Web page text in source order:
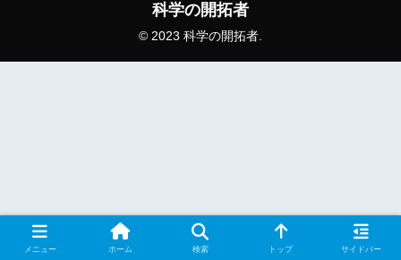
科学の開拓者
© 2023 科学の開拓者.
メニュー ホーム 検索 トップ サイドバー